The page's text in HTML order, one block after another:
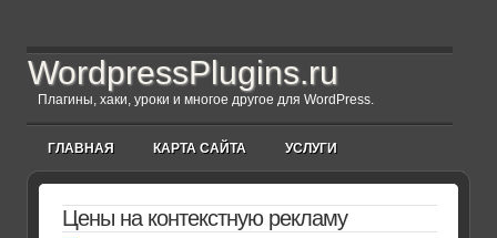
WordpressPlugins.ru
Плагины, хаки, уроки и многое другое для WordPress.
ГЛАВНАЯ КАРТА САЙТА УСЛУГИ
Цены на контекстную рекламу